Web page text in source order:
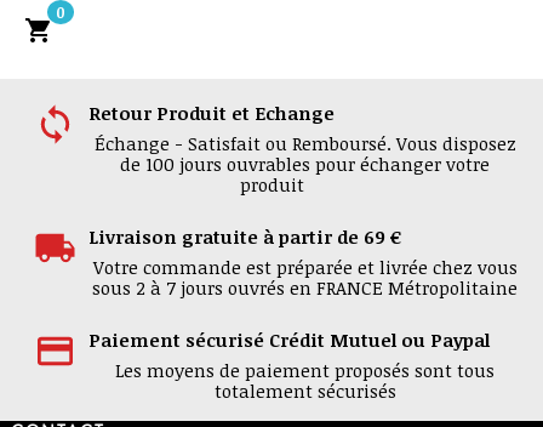
Retour Produit et Echange
Échange - Satisfait ou Remboursé. Vous disposez
de 100 jours ouvrables pour échanger votre
produit
Livraison gratuite à partir de 69 €
Votre commande est préparée et livrée chez vous
sous 2 à 7 jours ouvrés en FRANCE Métropolitaine
Paiement sécurisé Crédit Mutuel ou Paypal
Les moyens de paiement proposés sont tous
totalement sécurisés

0